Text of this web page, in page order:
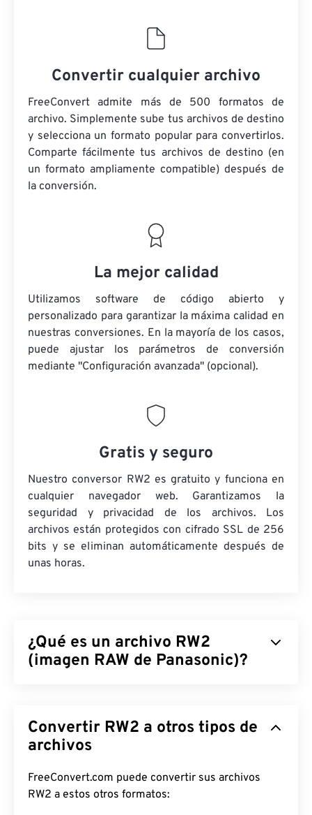
Convertir cualquier archivo
FreeConvert admite más de 500 formatos de
archivo. Simplemente sube tus archivos de destino
y selecciona un formato popular para convertirlos.
Comparte fácilmente tus archivos de destino (en
un formato ampliamente compatible) después de
la conversión.
La mejor calidad
Utilizamos software de código abierto y
personalizado para garantizar la máxima calidad en
nuestras conversiones. En la mayoría de los casos,
puede ajustar los parámetros de conversión
mediante "Configuración avanzada" (opcional).
Gratis y seguro
Nuestro conversor RW2 es gratuito y funciona en
cualquier navegador web. Garantizamos la
seguridad y privacidad de los archivos. Los
archivos están protegidos con cifrado SSL de 256
bits y se eliminan automáticamente después de
unas horas.
¿Qué es un archivo RW2
(imagen RAW de Panasonic)?
Lumix. Los archivos RAW, como RW2 (yotros),
ofrecen a fotógrafos y editores de imágenes un
de imagen, lo cual constituye la principalventaja
beneficiode trabajar con RW2.
Convertir RW2 a otros tipos de
archivos
FreeConvert.com puede convertir sus archivos
RW2 a estos otros formatos: